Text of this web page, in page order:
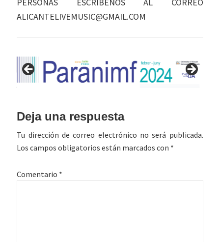
PERSONAS ESCRÍBENOS AL CORREO
ALICANTELIVEMUSIC@GMAIL.COM
Interacciones
con
los
Deja una respuesta
Tu dirección de correo electrónico no será publicada.
Los campos obligatorios están marcados con *
Comentario *